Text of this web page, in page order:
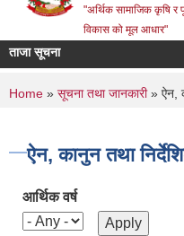
"अर्थिक सामाजिक कृषि र
विकास को मूल आधार"
ताजा सूचना
You are here
Home » सूचना तथा जानकारी» ऐन,
ऐन, कानुन तथा
आर्थिक वर्ष